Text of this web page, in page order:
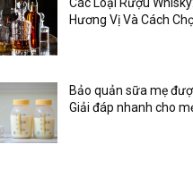
Hương Vị Và Cách
Bảo quản sữa mẹ
Giải đáp nhanh cho